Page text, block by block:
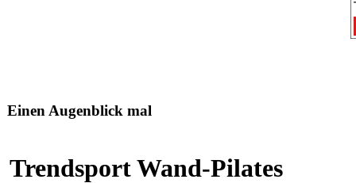
Einen Augenblick mal
Trendsport Wand-Pilates